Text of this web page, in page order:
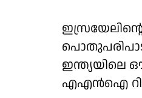
ഇന്ത്യയിലെ
എഎന്‍ഐ